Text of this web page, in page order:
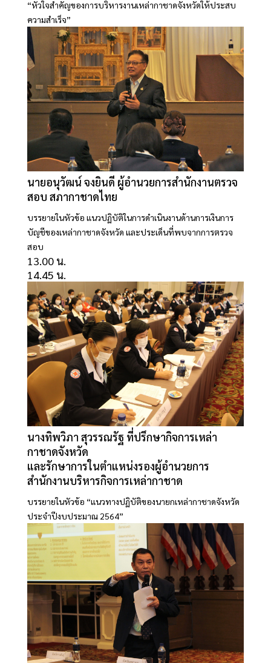
“หัวใจสำคัญของการบริหารงานเหล่ากาชาดจังหวัดให้ประสบ
ความสำเร็จ”
นายอนุวัฒน์ จงยินดี ผู้อำนวยการสำนักงานตรวจ
สอบ สภากาชาดไทย
บรรยายในหัวข้อ แนวปฏิบัติในการดำเนินงานด้านการเงินการ
บัญชีของเหล่ากาชาดจังหวัด และประเด็นที่พบจากการตรวจ
สอบ
13.00 น.
14.45 น.
นางทิพวิภา สุวรรณรัฐ ที่ปรึกษากิจการเหล่า
กาชาดจังหวัด
และรักษาการในตำแหน่งรองผู้อำนวยการ
สำนักงานบริหารกิจการเหล่ากาชาด
บรรยายในหัวข้อ “แนวทางปฏิบัติของนายกเหล่ากาชาดจังหวัด
ประจำปีงบประมาณ 2564”